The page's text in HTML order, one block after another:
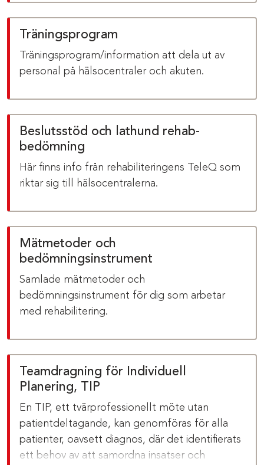
Träningsprogram
Träningsprogram/information att dela ut av
personal på hälsocentraler och akuten.
Beslutsstöd och lathund rehab-
bedömning
Här finns info från rehabiliteringens TeleQ som
riktar sig till hälsocentralerna.
Mätmetoder och
bedömningsinstrument
Samlade mätmetoder och
bedömningsinstrument för dig som arbetar
med rehabilitering.
Teamdragning för Individuell
Planering, TIP
En TIP, ett tvärprofessionellt möte utan
patientdeltagande, kan genomföras för alla
patienter, oavsett diagnos, där det identifierats
ett behov av att samordna insatser och